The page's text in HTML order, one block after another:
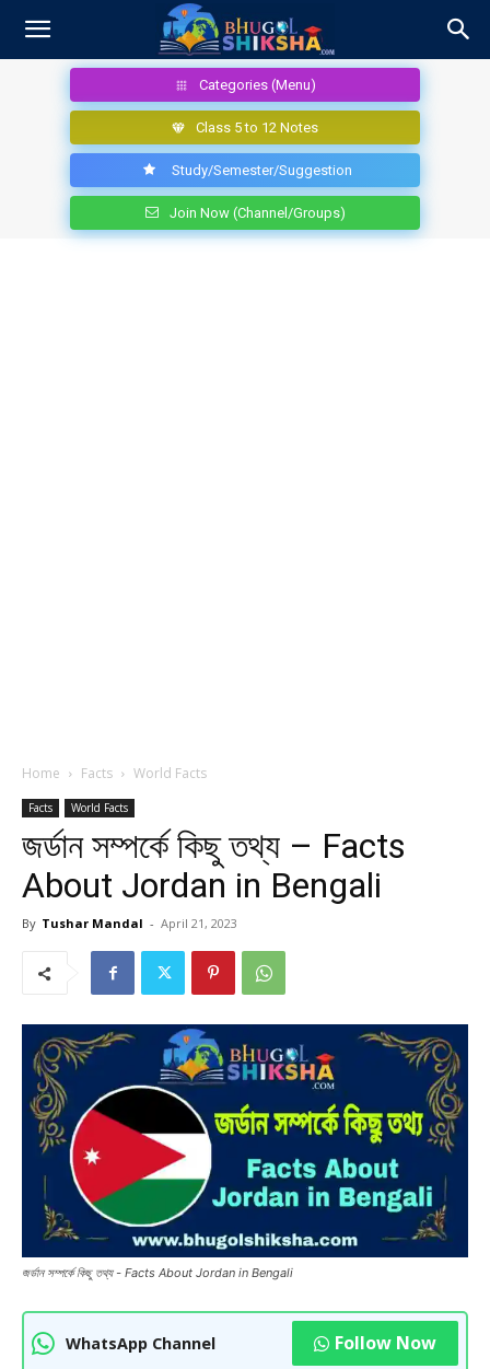
Categories (Menu)
Class 5 to 12 Notes
Study/Semester/Suggestion
Join Now (Channel/Groups)
Home Facts World Facts
Facts World Facts
জর্ডান সম্পর্কে কিছু তথ্য – Facts
About Jordan in Bengali
By Tushar Mandal - April 21, 2023
জর্ডান সম্পর্কে কিছু তথ্য - Facts About Jordan in Bengali
WhatsApp Channel Follow Now